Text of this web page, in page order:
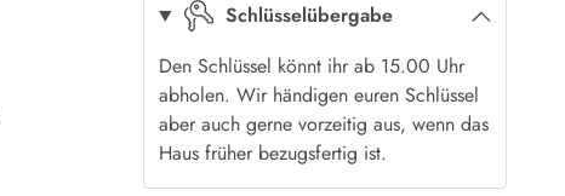
Schlüsselübergabe
Den Schlüssel könnt ihr ab 15.00 Uhr
abholen. Wir händigen euren Schlüssel
aber auch gerne vorzeitig aus, wenn das
Haus früher bezugsfertig ist.